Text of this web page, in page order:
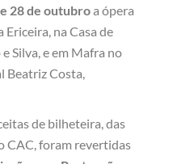
28 de outubroa ópera
Ericeira, na Casa de
Silva, e em Mafra no
Beatriz Costa,
de bilheteira, das
CAC, foram revertidas